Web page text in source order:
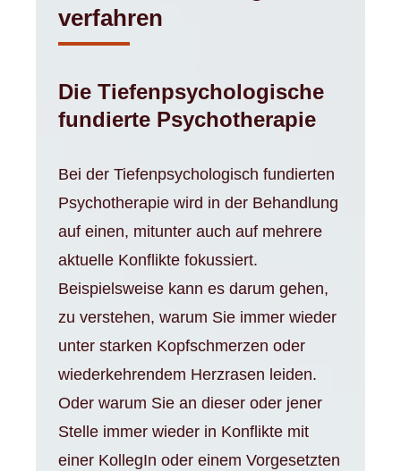
verfahren
Die Tiefenpsychologische
fundierte Psychotherapie
Bei der Tiefenpsychologisch fundierten
Psychotherapie wird in der Behandlung
auf einen, mitunter auch auf mehrere
aktuelle Konflikte fokussiert.
Beispielsweise kann es darum gehen,
zu verstehen, warum Sie immer wieder
unter starken Kopfschmerzen oder
wiederkehrendem Herzrasen leiden.
Oder warum Sie an dieser oder jener
Stelle immer wieder in Konflikte mit
einer KollegIn oder einem Vorgesetzten